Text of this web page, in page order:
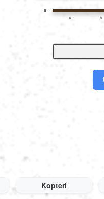
87654321
a
b
Kopteri